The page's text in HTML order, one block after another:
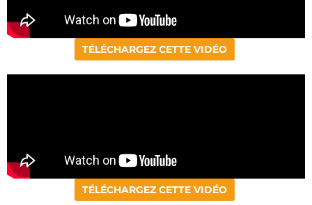
TÉLÉCHARGEZ CETTE VIDÉO
TÉLÉCHARGEZ CETTE VIDÉO